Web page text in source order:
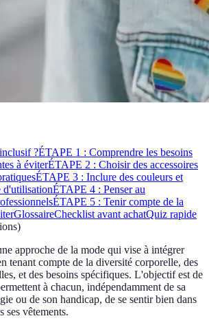
?ÉTAPE 1 : Comprendre les besoins
à éviterÉTAPE 2 : Choisir des accessoires
ÉTAPE 3 : Inclure des couleurs et
d'utilisationÉTAPE 4 : Penser au
ÉTAPE 5 : Tenir compte de la
GlossaireChecklist avant achatQuiz rapide
)
approche de la mode qui vise à intégrer
tenant compte de la diversité corporelle, des
et des besoins spécifiques. L'objectif est de
à chacun, indépendamment de sa
ou de son handicap, de se sentir bien dans
ses vêtements.